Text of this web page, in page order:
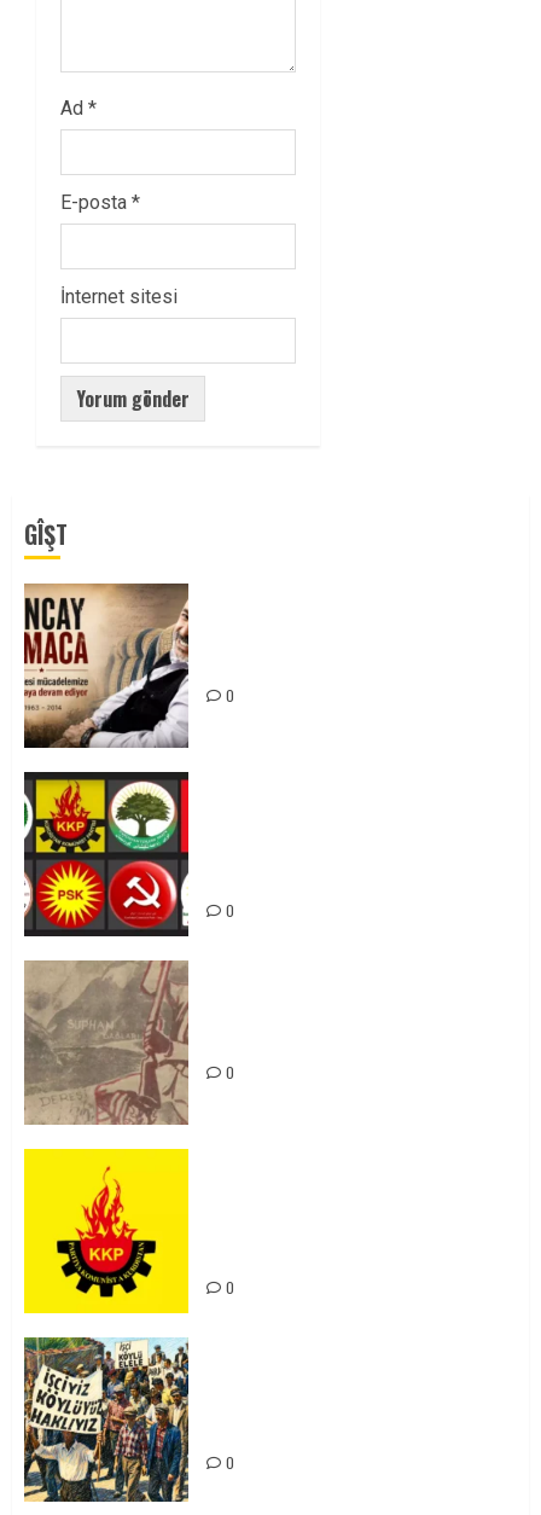
Ad *
E-posta *
İnternet sitesi
GÎŞT
0
0
0
0
0